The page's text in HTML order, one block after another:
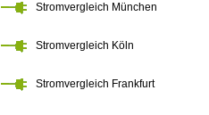
Stromvergleich München
Stromvergleich Köln
Stromvergleich Frankfurt